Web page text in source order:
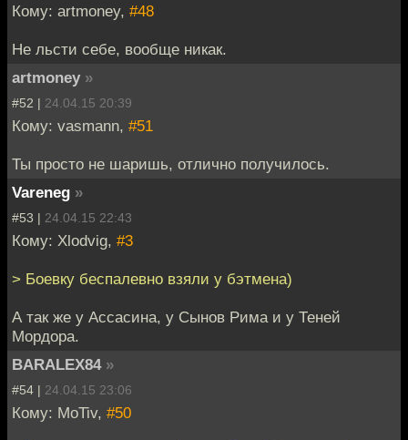
Кому: artmoney, #48
Не льсти себе, вообще никак.
artmoney »
#52 | 24.04.15 20:39
Кому: vasmann, #51
Ты просто не шаришь, отлично получилось.
Vareneg »
#53 | 24.04.15 22:43
Кому: Xlodvig, #3
> Боевку беспалевно взяли у бэтмена)
А так же у Ассасина, у Сынов Рима и у Теней
Мордора.
BARALEX84 »
#54 | 24.04.15 23:06
Кому: MoTiv, #50